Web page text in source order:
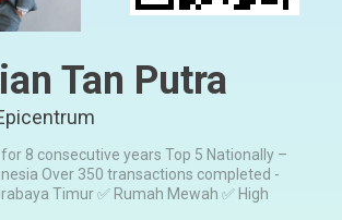
Tan Putra
8 consecutive years Top 5 Nationally –
Over 350 transactions completed -
Timur ✅ Rumah Mewah ✅ High